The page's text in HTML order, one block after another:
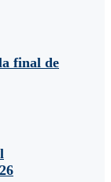
final de